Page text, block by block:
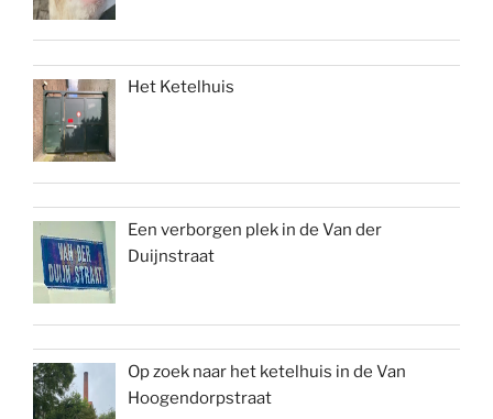
Het Ketelhuis
Een verborgen plek in de Van der
Duijnstraat
Op zoek naar het ketelhuis in de Van
Hoogendorpstraat